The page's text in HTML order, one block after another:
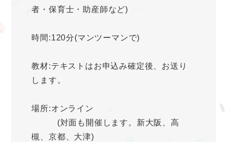
者・保育士・助産師など)
時間:120分(マンツーマンで)
教材:テキストはお申込み確定後、お送り
します。
場所:オンライン
(対面も開催します。新大阪、高
槻、京都、大津)